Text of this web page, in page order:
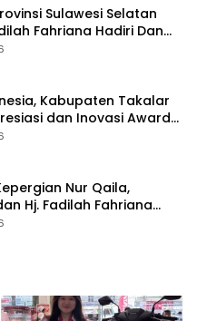
Sulawesi Selatan
Fahriana Hadiri Dan
Menyalakan Lentera
Kabupaten Takalar
dan Inovasi Award
bagi
Nur Qaila,
Hj. Fadilah Fahriana
Keluarga